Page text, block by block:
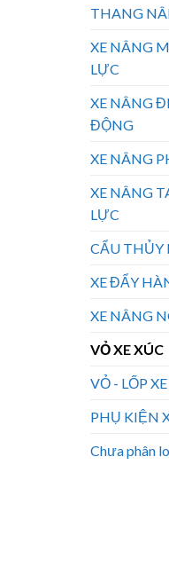
THANG
XE NÂNG
LỰC
XE NÂNG
ĐỘNG
XE NÂNG
XE NÂNG
LỰC
CẨU THỦY
XE ĐẨY
XE NÂNG
VỎ XE XÚC
VỎ - LỐP
PHỤ KIỆN
Chưa phân